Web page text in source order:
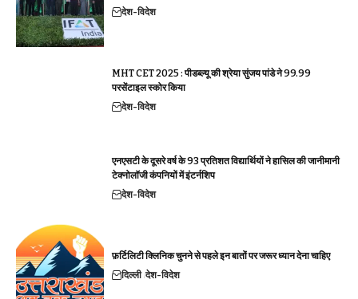
देश-विदेश
MHT CET 2025 : पीडब्ल्यू की श्रेया सुंजय पांडे ने 99.99
परसेंटाइल स्कोर किया
देश-विदेश
एनएसटी के दूसरे वर्ष के 93 प्रतिशत विद्यार्थियों ने हासिल की जानीमानी
टेक्नोलॉजी कंपनियों में इंटर्नशिप
देश-विदेश
फ़र्टिलिटी क्लिनिक चुनने से पहले इन बातों पर जरूर ध्यान देना चाहिए
दिल्ली देश-विदेश